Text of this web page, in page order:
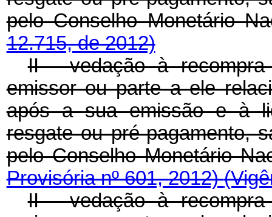
pelo Conselho Monetário
12.715, de 2012)
II - vedação à
emissor ou parte a ele
após a sua emissão e à
resgate ou pré-pagamento,
pelo Conselho Monetário
Provisória nº 601, 2012)
II - vedação à